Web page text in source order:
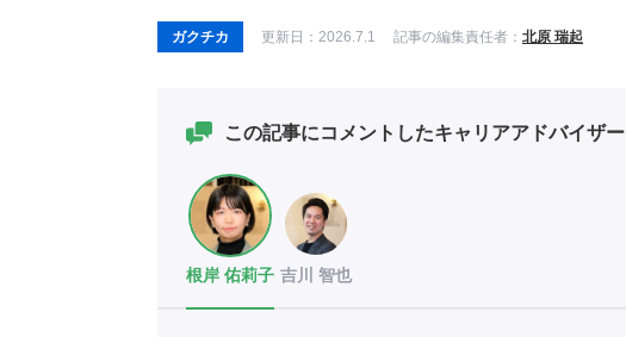
ガクチカ 更新日： 2026.7.1 記事の編集責任者： 北原 瑞起
この記事にコメントしたキャリアアドバイザー
根岸 佑莉子 吉川 智也